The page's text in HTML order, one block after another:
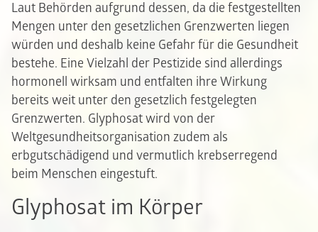
Laut Behörden aufgrund dessen, da die festgestellten
Mengen unter den gesetzlichen Grenzwerten liegen
würden und deshalb keine Gefahr für die Gesundheit
bestehe. Eine Vielzahl der Pestizide sind allerdings
hormonell wirksam und entfalten ihre Wirkung
bereits weit unter den gesetzlich festgelegten
Grenzwerten. Glyphosat wird von der
Weltgesundheitsorganisation zudem als
erbgutschädigend und vermutlich krebserregend
beim Menschen eingestuft.
Glyphosat im Körper